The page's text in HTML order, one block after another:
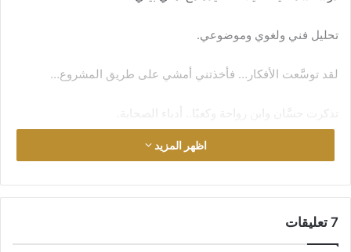
تحليل فني ولغوي وموضوعي.
لقد توسَّعت الأفكار… فأخذتني أمشي على طريق المشروع…
تذكرت حسَّان وابن رواحة وكعبًا.. أدباء الصحابة.
بل تذكرت رجز القائد صلى الله عليه وسلَّم:
وهكذا نستوعب الفكرة فنعبِّد بها طريق المشروع، إنَّه الأدب شعرً
اظهر المزيد
‫7 تعليقات